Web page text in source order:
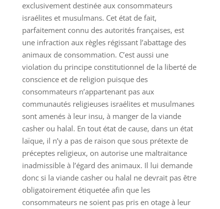
exclusivement destinée aux consommateurs
israélites et musulmans. Cet état de fait,
parfaitement connu des autorités françaises, est
une infraction aux règles régissant l’abattage des
animaux de consommation. C’est aussi une
violation du principe constitutionnel de la liberté de
conscience et de religion puisque des
consommateurs n’appartenant pas aux
communautés religieuses israélites et musulmanes
sont amenés à leur insu, à manger de la viande
casher ou halal. En tout état de cause, dans un état
laïque, il n’y a pas de raison que sous prétexte de
préceptes religieux, on autorise une maltraitance
inadmissible à l’égard des animaux. Il lui demande
donc si la viande casher ou halal ne devrait pas être
obligatoirement étiquetée afin que les
consommateurs ne soient pas pris en otage à leur